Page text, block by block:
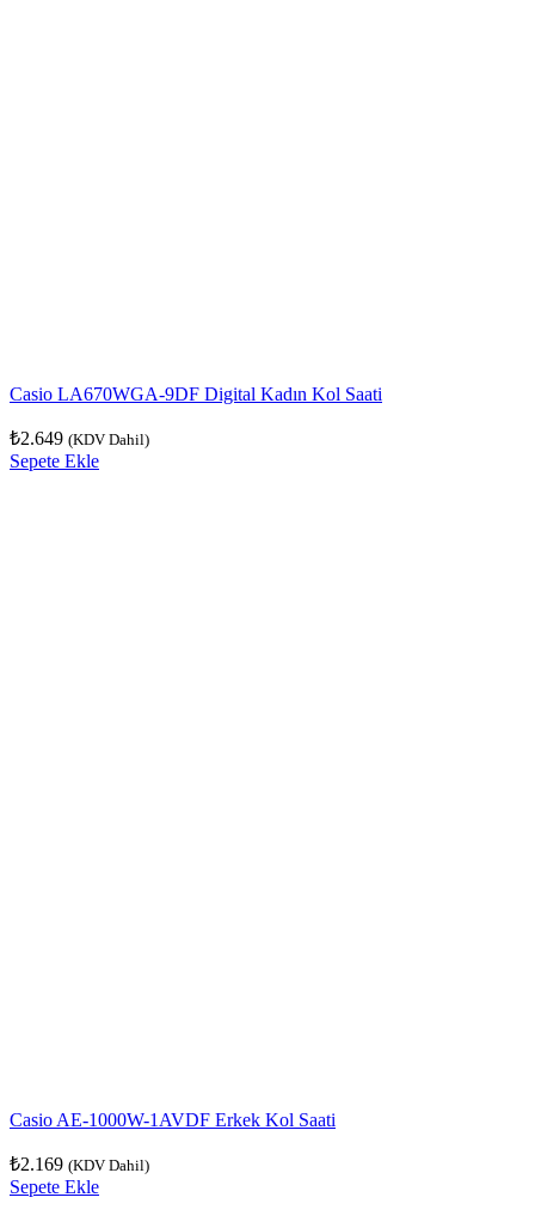
Casio LA670WGA-9DF Digital Kadın Kol Saati
₺2.649 (KDV Dahil)
Sepete Ekle
Casio AE-1000W-1AVDF Erkek Kol Saati
₺2.169 (KDV Dahil)
Sepete Ekle